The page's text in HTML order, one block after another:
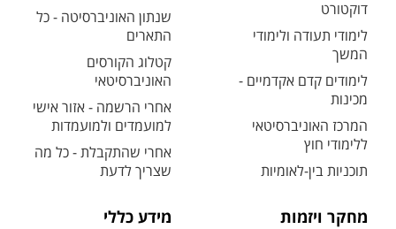
דוקטורט
לימודי תעודה ולימודי
המשך
לימודים קדם אקדמיים -
מכינות
המרכז האוניברסיטאי
ללימודי חוץ
תוכניות בין-לאומיות
שנתון האוניברסיטה - כל
התארים
קטלוג הקורסים
האוניברסיטאי
אחרי הרשמה - אזור אישי
למועמדים ולמועמדות
אחרי שהתקבלת - כל מה
שצריך לדעת
מחקר ויזמות מידע כללי